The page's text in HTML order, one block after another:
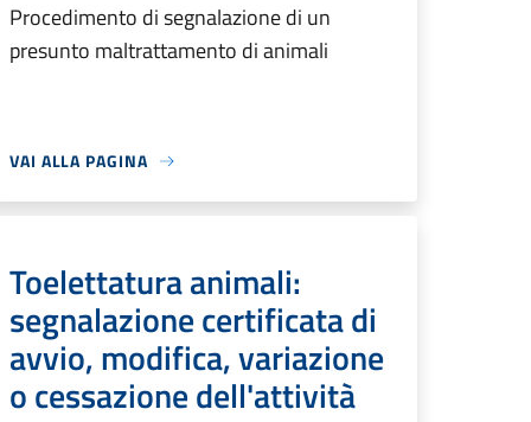
Procedimento di segnalazione di un
presunto maltrattamento di animali
VAI ALLA PAGINA
Toelettatura animali:
segnalazione certificata di
avvio, modifica, variazione
o cessazione dell'attività